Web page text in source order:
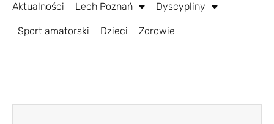
Aktualności Lech Poznań Dyscypliny
Sport amatorski Dzieci Zdrowie